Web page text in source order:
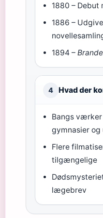
1880 – Debut
1886 –
1894 –
4 Hvad der
Bangs
gymnasier
Flere
tilgængelige
lægebrev